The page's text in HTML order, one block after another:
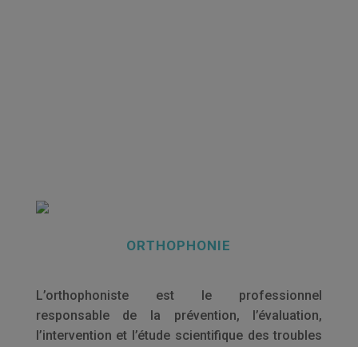
ORTHOPHONIE
L’orthophoniste est le professionnel
responsable de la prévention, l’évaluation,
l’intervention et l’étude scientifique des troubles